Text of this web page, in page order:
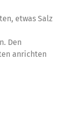
etwas Salz
Den
anrichten